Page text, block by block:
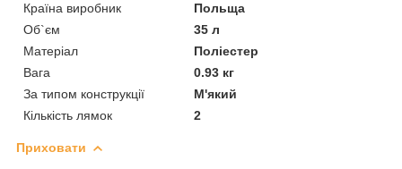
Країна виробник
Польща
Об`єм
35 л
Матеріал
Поліестер
Вага
0.93 кг
За типом конструкції
М'який
Кількість лямок
2
Приховати